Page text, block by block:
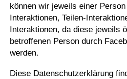
können wir jeweils einer
Interaktionen, Teilen-
Interaktionen, da diese jeweils
betroffenen Person durch
werden.
Diese Datenschutzerklärung